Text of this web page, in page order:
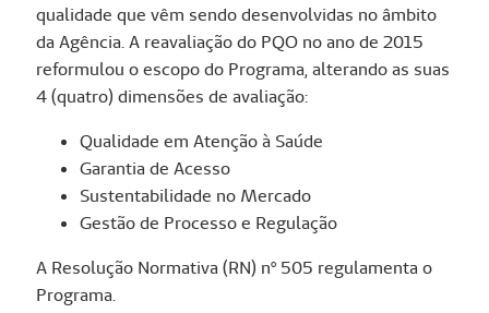
qualidade que vêm sendo desenvolvidas no âmbito
da Agência. A reavaliação do PQO no ano de 2015
reformulou o escopo do Programa, alterando as suas
4 (quatro) dimensões de avaliação:
Qualidade em Atenção à Saúde
Garantia de Acesso
Sustentabilidade no Mercado
Gestão de Processo e Regulação
A Resolução Normativa (RN) nº 505 regulamenta o
Programa.